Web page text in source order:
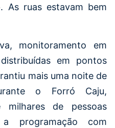
As ruas estavam bem
monitoramento em
em pontos
mais uma noite de
o Forró Caju,
milhares de pessoas
a programação com